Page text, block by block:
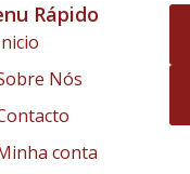
Rápido
Nós
conta